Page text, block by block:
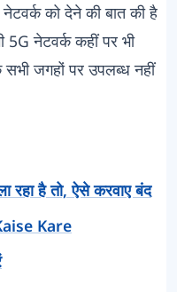
को देने की बात की है
नेटवर्क कहीं पर भी
जगहों पर उपलब्ध नहीं
है तो, ऐसे करवाए बंद
Kare